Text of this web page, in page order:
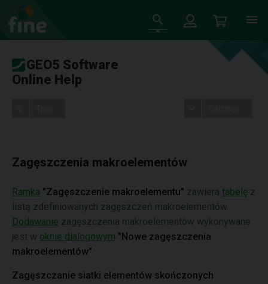
GEO5 Software
Online Help
Zagęszczenia makroelementów
Ramka "Zagęszczenie makroelementu" zawiera tabelę z
listą zdefiniowanych zagęszczeń makroelementów.
Dodawanie zagęszczenia makroelementów wykonywane
jest w oknie dialogowym "Nowe zagęszczenia
makroelementów"
Zagęszczanie siatki elementów skończonych